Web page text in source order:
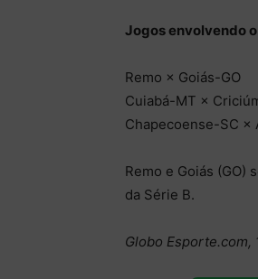
Jogos envolvendo
Remo × Goiás-GO
Cuiabá-MT ×
Chapecoense-SC ×
Remo e Goiás (GO)
da Série B.
Globo Esporte.com,